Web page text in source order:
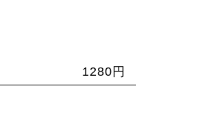
1280円